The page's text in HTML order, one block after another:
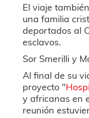
El viaje
una familia
deportados al
esclavos.
Sor Smerilli y
Al final de su
proyecto "
y africanas en
reunión